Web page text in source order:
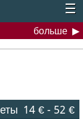
☰
больше
14 €- 52 €